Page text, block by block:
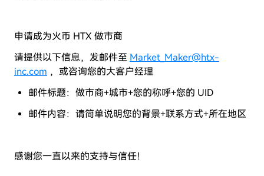
申请成为火币 HTX 做市商
请提供以下信息，发邮件至 Market_Maker@htx-
inc.com ，或咨询您的大客户经理
邮件标题：做市商+城市+您的称呼+您的 UID
邮件内容：请简单说明您的背景+联系方式+所在地区
感谢您一直以来的支持与信任！